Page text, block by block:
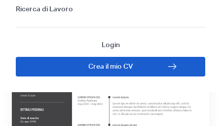
Ricerca di Lavoro
Login
Crea il mio CV
2025